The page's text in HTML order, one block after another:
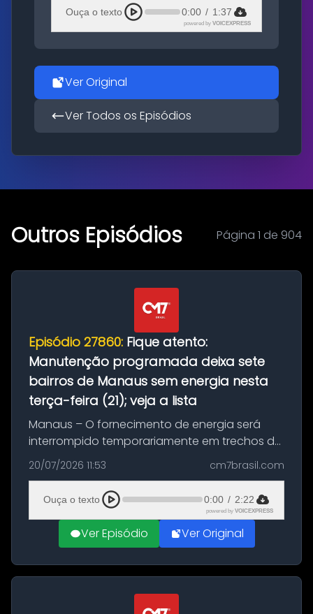
Ouça o texto 0:00 / 1:37
powered by VOICEXPRESS
Ver Original
Ver Todos os Episódios
Outros Episódios Página 1 de 904
Episódio 27860: Fique atento:
Manutenção programada deixa sete
bairros de Manaus sem energia nesta
terça-feira (21); veja a lista
Manaus – O fornecimento de energia será
interrompido temporariamente em trechos de
sete bairros de Manaus nesta terça-feira (21).
A suspensão programada ocorrerá para a
execução de serviços de manuten...
20/07/2026 11:53 cm7brasil.com
Ouça o texto 0:00 / 2:22
powered by VOICEXPRESS
Ver Episódio Ver Original